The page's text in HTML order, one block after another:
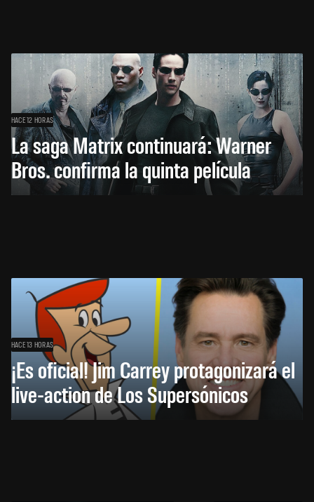
HACE 12 HORAS
La saga Matrix continuará: Warner
Bros. confirma la quinta película
HACE 13 HORAS
¡Es oficial! Jim Carrey protagonizará el
live-action de Los Supersónicos